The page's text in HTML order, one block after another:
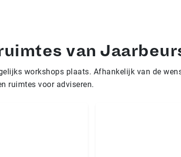
van
workshops plaats. Afhankelijk van de
ruimtes voor adviseren.